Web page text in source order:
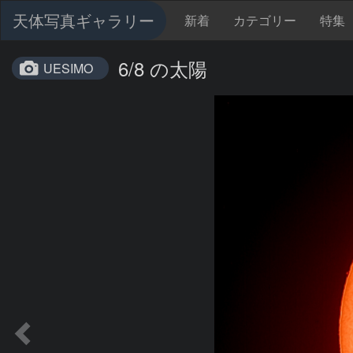
天体写真ギャラリー 新着 カテゴリー 特集
UESIMO 6/8 の太陽